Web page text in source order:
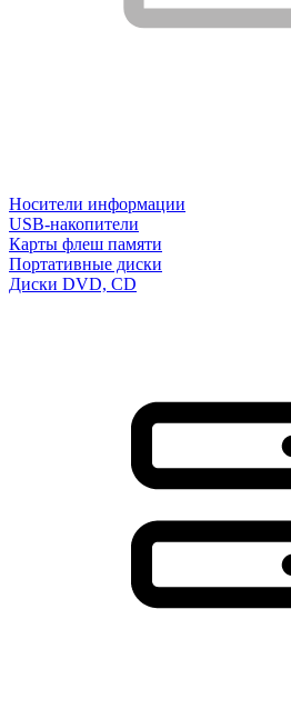
Носители информации
USB-накопители
Карты флеш памяти
Портативные диски
Диски DVD, CD